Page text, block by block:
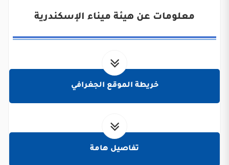
معلومات عن هيئة ميناء الإسكندرية
خريطة الموقع الجغرافي
تفاصيل هامة